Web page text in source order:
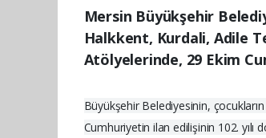
Mersin Büyükşehir
Halkkent, Kurdali, Adile
Atölyelerinde, 29 Ekim
Büyükşehir Belediyesinin,
Cumhuriyetin ilan edilişinin 102. yılı